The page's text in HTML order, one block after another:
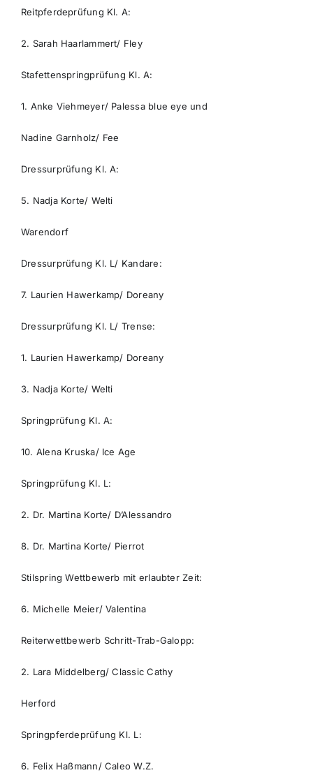
Reitpferdeprüfung Kl. A:
2. Sarah Haarlammert/ Fley
Stafettenspringprüfung Kl. A:
1. Anke Viehmeyer/ Palessa blue eye und
Nadine Garnholz/ Fee
Dressurprüfung Kl. A:
5. Nadja Korte/ Welti
Warendorf
Dressurprüfung Kl. L/ Kandare:
7. Laurien Hawerkamp/ Doreany
Dressurprüfung Kl. L/ Trense:
1. Laurien Hawerkamp/ Doreany
3. Nadja Korte/ Welti
Springprüfung Kl. A:
10. Alena Kruska/ Ice Age
Springprüfung Kl. L:
2. Dr. Martina Korte/ D’Alessandro
8. Dr. Martina Korte/ Pierrot
Stilspring Wettbewerb mit erlaubter Zeit:
6. Michelle Meier/ Valentina
Reiterwettbewerb Schritt-Trab-Galopp:
2. Lara Middelberg/ Classic Cathy
Herford
Springpferdeprüfung Kl. L:
6. Felix Haßmann/ Caleo W.Z.